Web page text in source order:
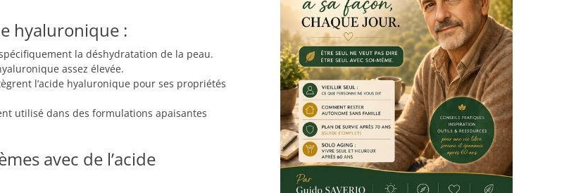
hyaluronique :
la déshydratation de la peau.
assez élevée.
l’acide hyaluronique pour ses propriétés
utilisé dans des formulations apaisantes
avec de l’acide